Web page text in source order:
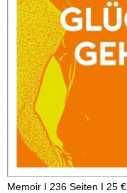
Memoir I 236 Seiten I 25 €